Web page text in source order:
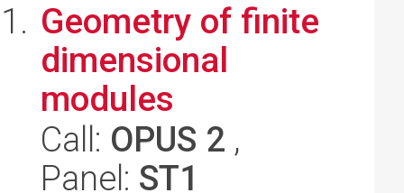
Geometry of finite
dimensional
modules
Call: OPUS 2 ,
Panel: ST1